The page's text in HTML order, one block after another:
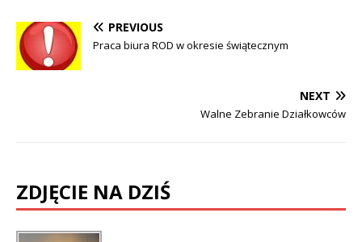
PREVIOUS
Praca biura ROD w okresie świątecznym
NEXT
Walne Zebranie Działkowców
ZDJĘCIE NA DZIŚ